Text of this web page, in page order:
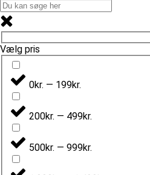
Vælg pris
0kr. — 199kr.
200kr. — 499kr.
500kr. — 999kr.